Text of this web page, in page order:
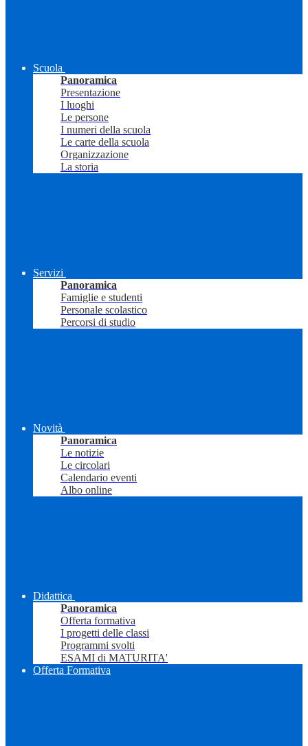
Scuola
Panoramica
Presentazione
I luoghi
Le persone
I numeri della scuola
Le carte della scuola
Organizzazione
La storia
Servizi
Panoramica
Famiglie e studenti
Personale scolastico
Percorsi di studio
Novità
Panoramica
Le notizie
Le circolari
Calendario eventi
Albo online
Didattica
Panoramica
Offerta formativa
I progetti delle classi
Programmi svolti
ESAMI di MATURITA'
Offerta Formativa